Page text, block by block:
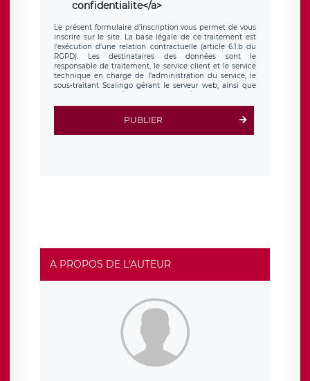
confidentialite</a>
Le présent formulaire d’inscription vous permet de vous
inscrire sur le site. La base légale de ce traitement est
l’exécution d’une relation contractuelle (article 6.1.b du
RGPD). Les destinataires des données sont le
responsable de traitement, le service client et le service
technique en charge de l’administration du service, le
sous-traitant Scalingo gérant le serveur web, ainsi que
toute personne légalement autorisée. Le formulaire
d’inscription est hébergé sur un serveur hébergé par
clauses de
protection conformes au RGPD
. Les données collectées
sont conservées jusqu’à ce que l’Internaute en sollicite la
rue Léopold Sédar Senghor, joignable à l’adresse mail :
responsabledetraitement@legavox.fr. Vous avez
également le droit d’introduire une réclamation auprès
d’une autorité de contrôle.
PUBLIER
A PROPOS DE L'AUTEUR